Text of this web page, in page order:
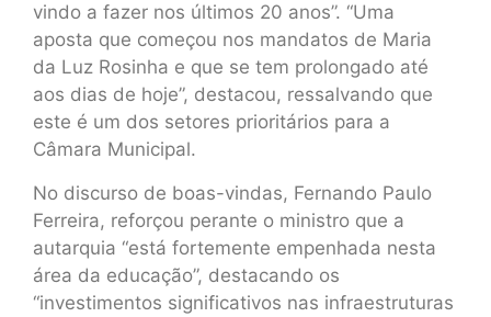
vindo a fazer nos últimos 20 anos”. “Uma
aposta que começou nos mandatos de Maria
da Luz Rosinha e que se tem prolongado até
aos dias de hoje”, destacou, ressalvando que
este é um dos setores prioritários para a
Câmara Municipal.
No discurso de boas-vindas, Fernando Paulo
Ferreira, reforçou perante o ministro que a
autarquia “está fortemente empenhada nesta
área da educação”, destacando os
“investimentos significativos nas infraestruturas